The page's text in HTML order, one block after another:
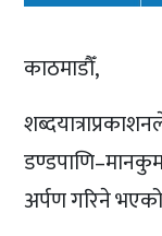
काठमाडौँ,
अर्पण गरिने